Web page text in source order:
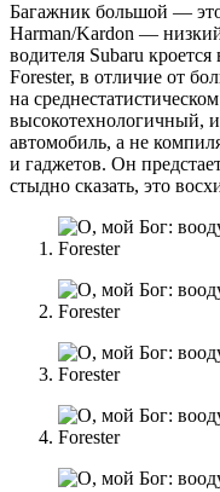
Багажник большой — это
Harman/Kardon —
водителя Subaru
Forester, в отличие от
на
высокотехнологичный,
автомобиль, а не
и гаджетов. Он
стыдно сказать, это